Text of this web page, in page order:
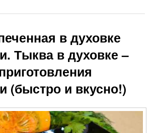
в духовке
Тыква в духовке –
(быстро и вкусно!)